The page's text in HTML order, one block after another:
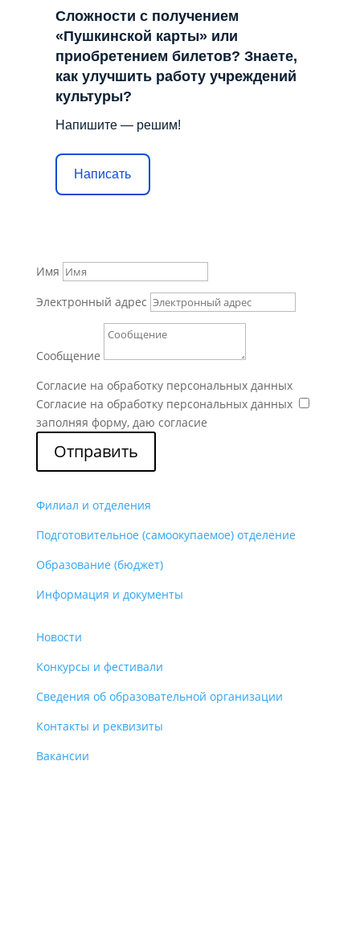
Сложности с получением
«Пушкинской карты» или
приобретением билетов? Знаете,
как улучшить работу учреждений
культуры?
Напишите — решим!
Написать
Имя
Электронный адрес
Сообщение
Согласие на обработку персональных данных
Согласие на обработку персональных данных
заполняя форму, даю согласие
Отправить
Филиал и отделения
Подготовительное (самоокупаемое) отделение
Образование (бюджет)
Информация и документы
Новости
Конкурсы и фестивали
Сведения об образовательной организации
Контакты и реквизиты
Вакансии